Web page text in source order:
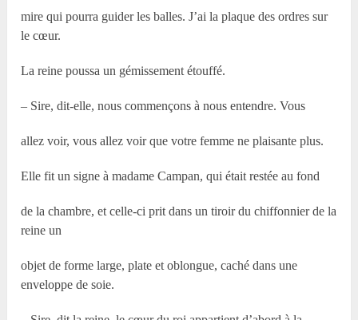
mire qui pourra guider les balles. J’ai la plaque des ordres sur
le cœur.
La reine poussa un gémissement étouffé.
– Sire, dit-elle, nous commençons à nous entendre. Vous
allez voir, vous allez voir que votre femme ne plaisante plus.
Elle fit un signe à madame Campan, qui était restée au fond
de la chambre, et celle-ci prit dans un tiroir du chiffonnier de la
reine un
objet de forme large, plate et oblongue, caché dans une
enveloppe de soie.